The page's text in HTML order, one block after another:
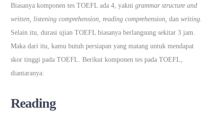
Biasanya komponen tes TOEFL ada 4, yaknigrammar structure and
written, listening comprehension, reading comprehension,danwriting.
Selain itu, durasi ujian TOEFL biasanya berlangsung sekitar 3 jam.
Maka dari itu, kamu butuh persiapan yang matang untuk mendapat
skor tinggi pada TOEFL. Berikut komponen tes pada TOEFL,
diantaranya:
Reading